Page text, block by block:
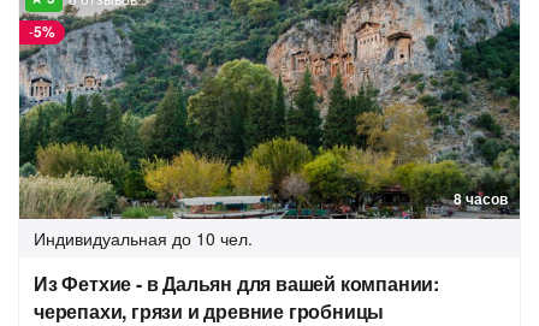
8 часов
-5%
Индивидуальная до 10 чел.
Из Фетхие - в Дальян для вашей компании:
черепахи, грязи и древние гробницы